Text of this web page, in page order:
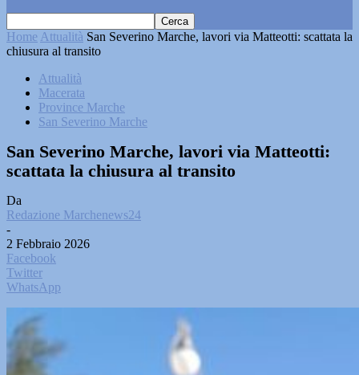
Home Attualità San Severino Marche, lavori via Matteotti: scattata la
chiusura al transito
Attualità
Macerata
Province Marche
San Severino Marche
San Severino Marche, lavori via Matteotti:
scattata la chiusura al transito
Da
Redazione Marchenews24
-
2 Febbraio 2026
Facebook
Twitter
WhatsApp